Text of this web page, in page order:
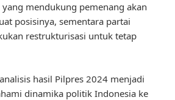
yang mendukung pemenang akan
posisinya, sementara partai
restrukturisasi untuk tetap
hasil Pilpres 2024 menjadi
dinamika politik Indonesia ke